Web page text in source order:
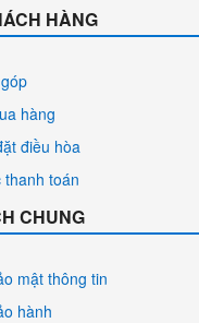
mẽ, vang dội qua
bản nâng cấp của Dolby Digital.
thanh sẽ được nâng cấp lên, kết
gian.
HÀNG
hàng
điều hòa
toán
CHUNG
mật thông tin
hành